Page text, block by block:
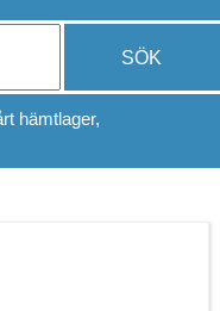
SÖK
hämtlager,